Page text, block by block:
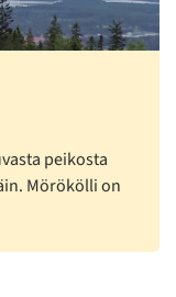
peikosta
Mörökölli on